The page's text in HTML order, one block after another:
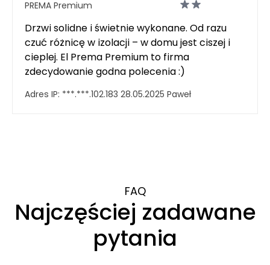
PREMA Premium
Drzwi solidne i świetnie wykonane. Od razu
czuć różnicę w izolacji – w domu jest ciszej i
cieplej. El Prema Premium to firma
zdecydowanie godna polecenia :)
Adres IP: ***.***.102.183 28.05.2025 Paweł
FAQ
Najczęściej zadawane
pytania